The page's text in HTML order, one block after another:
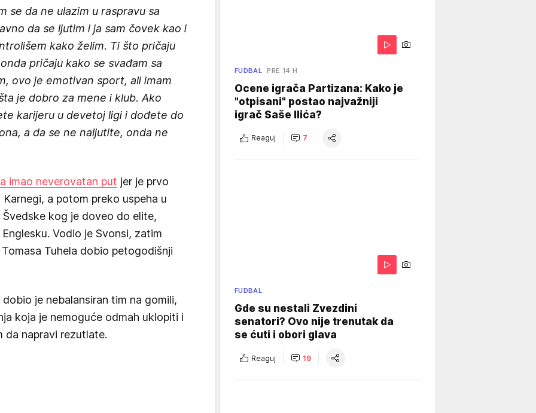
se da ne ulazim u raspravu sa
da se ljutim i ja sam čovek kao i
kako želim. Ti što pričaju
pričaju kako se svađam sa
ovo je emotivan sport, ali imam
je dobro za mene i klub. Ako
karijeru u devetoj ligi i dođete do
a da se ne naljutite, onda ne
imao neverovatan put jer je prvo
a potom preko uspeha u
kog je doveo do elite,
Vodio je Svonsi, zatim
Tuhela dobio petogodišnji
je nebalansiran tim na gomili,
koja je nemoguće odmah uklopiti i
da napravi rezutlate.
FUDBAL PRE 14 H
Ocene igrača Partizana: Kako je
"otpisani" postao najvažniji
igrač Saše Ilića?
Reaguj 7
FUDBAL
Gde su nestali Zvezdini
senatori? Ovo nije trenutak da
se ćuti i obori glava
Reaguj 19